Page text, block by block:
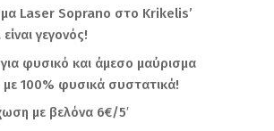
Laser Soprano στο Krikelis’
γεγονός!
φυσικό και άμεσο μαύρισμα
με 100% φυσικά συστατικά!
με βελόνα 6€/5′